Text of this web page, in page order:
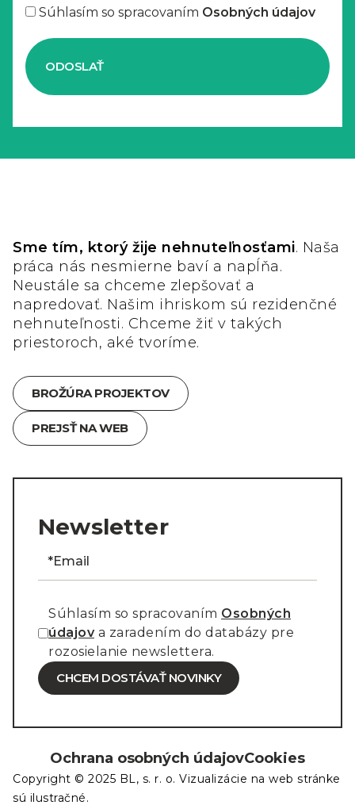
Súhlasím so spracovaním Osobných údajov
ODOSLAŤ
Sme tím, ktorý žije nehnuteľnosťami. Naša
práca nás nesmierne baví a napĺňa.
Neustále sa chceme zlepšovať a
napredovať. Našim ihriskom sú rezidenčné
nehnuteľnosti. Chceme žiť v takých
priestoroch, aké tvoríme.
BROŽÚRA PROJEKTOV
PREJSŤ NA WEB
Newsletter
Súhlasím so spracovaním Osobných
údajova zaradením do databázy pre
rozosielanie newslettera.
CHCEM DOSTÁVAŤ NOVINKY
Ochrana osobných údajovCookies
Copyright © 2025 BL, s. r. o. Vizualizácie na web stránke
sú ilustračné.